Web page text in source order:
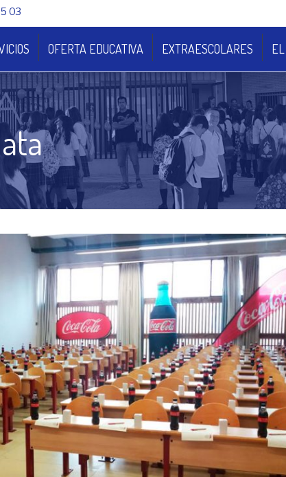
03
OFERTA EDUCATIVA EXTRAESCOLARES